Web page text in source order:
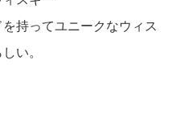
持ってユニークなウィス
い。